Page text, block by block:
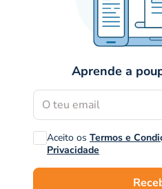
Aprende a
Aceito os Termos e
Privacidade